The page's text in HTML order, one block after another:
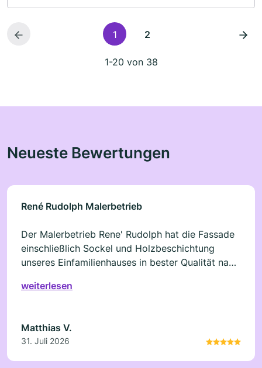
1 2
1-20 von 38
Neueste Bewertungen
René Rudolph Malerbetrieb
Der Malerbetrieb Rene' Rudolph hat die Fassade
einschließlich Sockel und Holzbeschichtung
unseres Einfamilienhauses in bester Qualität nach
erfolgt durch die Mitarbeiter zügig und wurden
stimmt nach unserer Auffassung auch das
Preis/Leistungsverhältnis. Allen sei nochmals auf
diesem Weg ein Dank ausgesprochen.
weiterlesen
Matthias V.
31. Juli 2026